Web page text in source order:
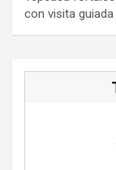
con visita guiada